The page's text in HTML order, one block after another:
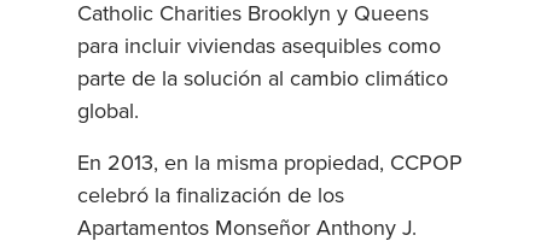
Catholic Charities Brooklyn y Queens
para incluir viviendas asequibles como
parte de la solución al cambio climático
global.
En 2013, en la misma propiedad, CCPOP
celebró la finalización de los
Apartamentos Monseñor Anthony J.